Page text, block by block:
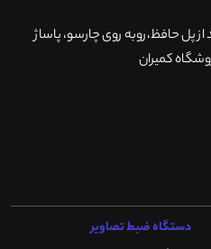
پل حافظ،روبه روی چارسو، پاساژ
دستگاه ضبط تصاویر